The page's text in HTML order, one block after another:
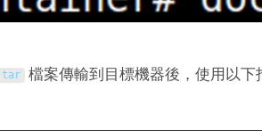
tar 檔案傳輸到目標機器後，使用以下